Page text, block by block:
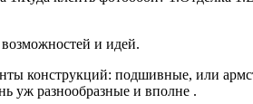
возможностей и идей.
конструкций: подшивные, или
уж разнообразные и вполне .